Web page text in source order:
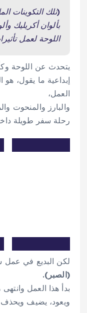
(تلك التكوينات
بألوان أكريليك
اللوحة لعمل
يتحدث عن اللوحة
إبداعية ما يقول، هو
العمل،
والبارز والمنحوت
رحلة سفر طويلة
لكن البديع في
(الصبر).
بدأ هذا العمل
ويعود، يضيف